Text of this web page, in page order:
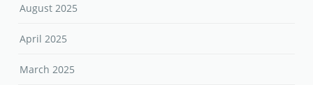
August 2025
April 2025
March 2025